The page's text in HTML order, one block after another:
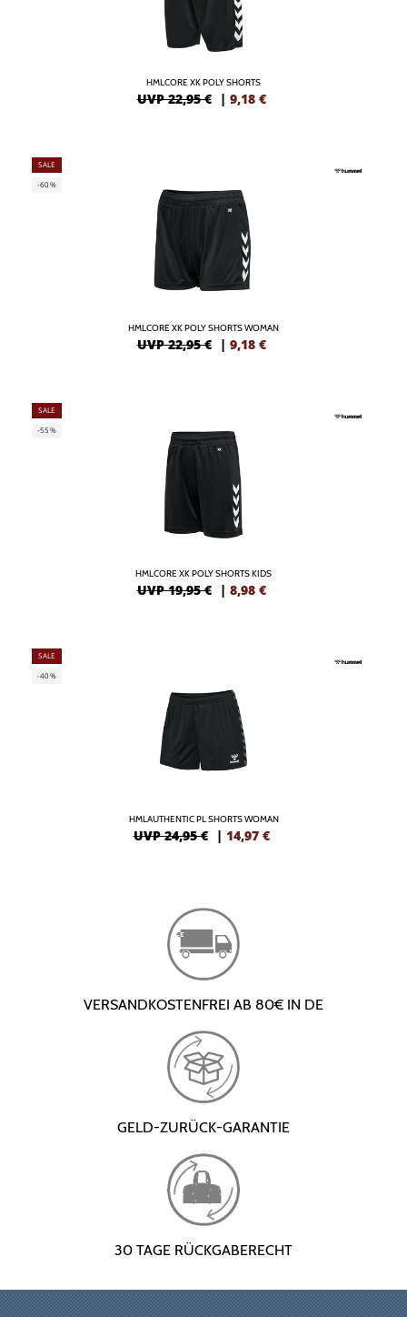
HMLCORE XK POLY SHORTS
UVP 22,95 € | 9,18 €
SALE
-60%
HMLCORE XK POLY SHORTS WOMAN
UVP 22,95 € | 9,18 €
SALE
-55%
HMLCORE XK POLY SHORTS KIDS
UVP 19,95 € | 8,98 €
SALE
-40%
HMLAUTHENTIC PL SHORTS WOMAN
UVP 24,95 € | 14,97 €
VERSANDKOSTENFREI AB 80€ IN DE
GELD-ZURÜCK-GARANTIE
30 TAGE RÜCKGABERECHT